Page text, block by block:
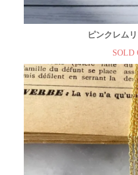
ピンクレム
SOLD